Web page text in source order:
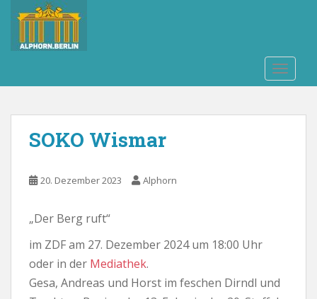
o
SOKO Wismar
20. Dezember 2023 Alphorn
„Der Berg ruft“
im ZDF am 27. Dezember 2024 um 18:00 Uhr
oder in der Mediathek.
Gesa, Andreas und Horst im feschen Dirndl und